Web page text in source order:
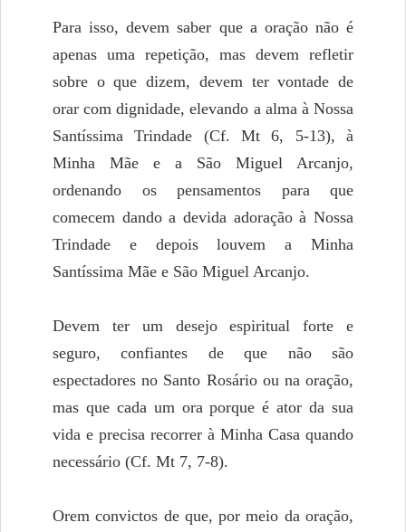
Para isso, devem saber que a oração não é
apenas uma repetição, mas devem refletir
sobre o que dizem, devem ter vontade de
orar com dignidade, elevando a alma à Nossa
Santíssima Trindade (Cf. Mt 6, 5-13), à
Minha Mãe e a São Miguel Arcanjo,
ordenando os pensamentos para que
comecem dando a devida adoração à Nossa
Trindade e depois louvem a Minha
Santíssima Mãe e São Miguel Arcanjo.
Devem ter um desejo espiritual forte e
seguro, confiantes de que não são
espectadores no Santo Rosário ou na oração,
mas que cada um ora porque é ator da sua
vida e precisa recorrer à Minha Casa quando
necessário (Cf. Mt 7, 7-8).
Orem convictos de que, por meio da oração,